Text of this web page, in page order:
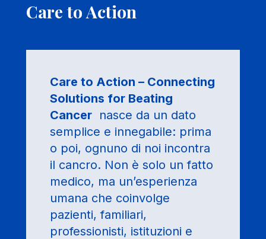
Care to Action
Care to Action – Connecting
Solutions for Beating
Cancer nasce da un dato
semplice e innegabile: prima
o poi, ognuno di noi incontra
il cancro. Non è solo un fatto
medico, ma un’esperienza
umana che coinvolge
pazienti, familiari,
professionisti, istituzioni e